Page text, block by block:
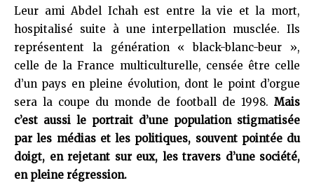
Leur ami Abdel Ichah est entre la vie et la mort,
hospitalisé suite à une interpellation musclée. Ils
représentent la génération « black-blanc-beur »,
celle de la France multiculturelle, censée être celle
d’un pays en pleine évolution, dont le point d’orgue
sera la coupe du monde de football de 1998. Mais
c’est aussi le portrait d’une population stigmatisée
par les médias et les politiques, souvent pointée du
doigt, en rejetant sur eux, les travers d’une société,
en pleine régression.